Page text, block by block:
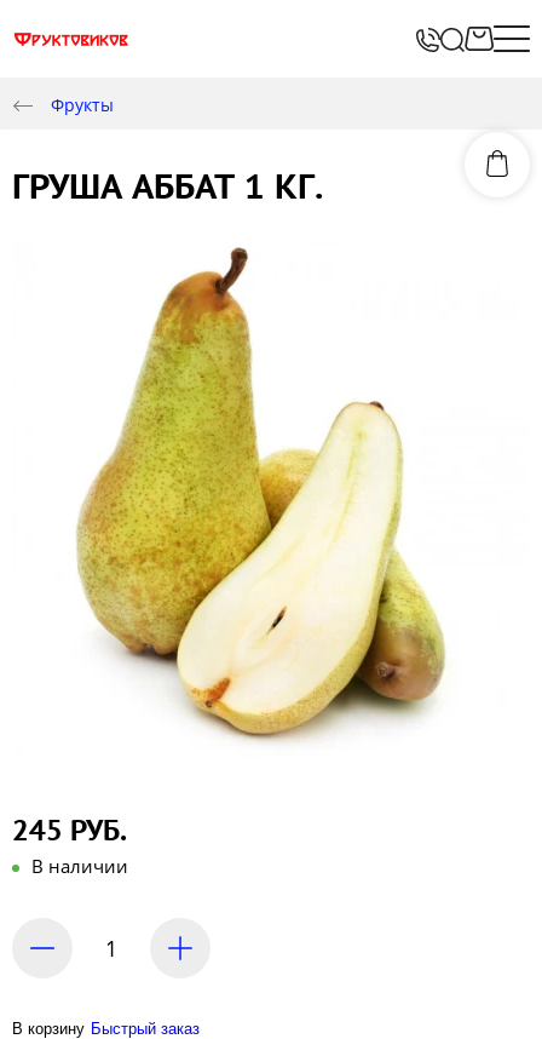
Фрукты
ГРУША АББАТ 1 КГ.
245 РУБ.
В наличии
В корзину Быстрый заказ